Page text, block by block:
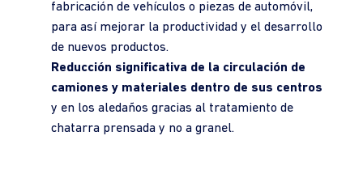
fabricación de vehículos o piezas de automóvil,
para así mejorar la productividad y el desarrollo
de nuevos productos.
Reducción significativa de la circulación de
camiones y materiales dentro de sus centros
y en los aledaños gracias al tratamiento de
chatarra prensada y no a granel.